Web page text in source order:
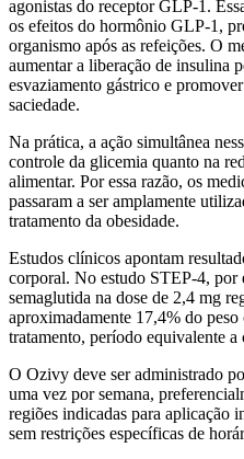
agonistas do receptor GLP-1.
os efeitos do hormônio GLP-1,
organismo após as refeições. O
aumentar a liberação de insulina
esvaziamento gástrico e
saciedade.
Na prática, a ação simultânea
controle da glicemia quanto na
alimentar. Por essa razão, os
passaram a ser amplamente
tratamento da obesidade.
Estudos clínicos apontam
corporal. No estudo STEP-4, por
semaglutida na dose de 2,4 mg
aproximadamente 17,4% do
tratamento, período equivalente a
O Ozivy deve ser administrado
uma vez por semana,
regiões indicadas para aplicação
sem restrições específicas de